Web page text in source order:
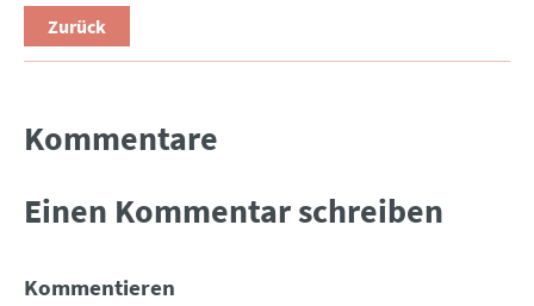
Zurück
Kommentare
Einen Kommentar schreiben
Kommentieren